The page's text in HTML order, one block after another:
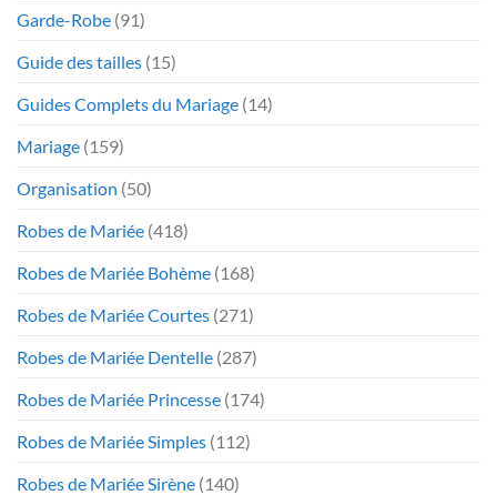
Garde-Robe (91)
Guide des tailles (15)
Guides Complets du Mariage (14)
Mariage (159)
Organisation (50)
Robes de Mariée (418)
Robes de Mariée Bohème (168)
Robes de Mariée Courtes (271)
Robes de Mariée Dentelle (287)
Robes de Mariée Princesse (174)
Robes de Mariée Simples (112)
Robes de Mariée Sirène (140)